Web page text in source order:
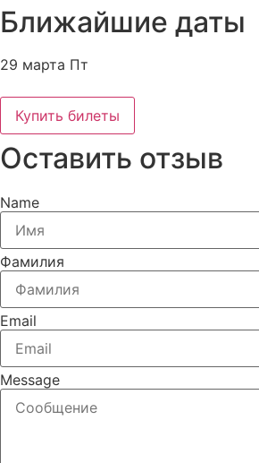
Ближайшие даты
29 марта Пт
Купить билеты
Оставить отзыв
Name
Фамилия
Email
Message